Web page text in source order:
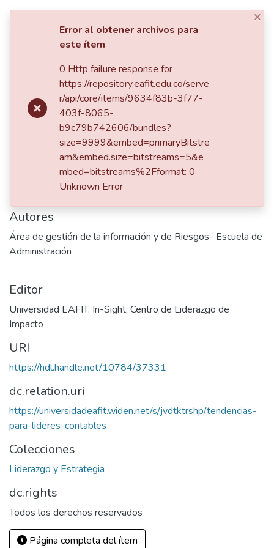
Iniciar sesión
Comunidades
Estadísticas
Publicación:3 tendencias para
líderes contables
Autores
Área de gestión de la información y de Riesgos- Escuela de
Administración
Editor
Universidad EAFIT. In-Sight, Centro de Liderazgo de
Impacto
URI
https://hdl.handle.net/10784/37331
dc.relation.uri
https://universidadeafit.widen.net/s/jvdtktrshp/tendencias-
para-lideres-contables
Colecciones
Liderazgo y Estrategia
dc.rights
Todos los derechos reservados
Página completa del ítem
×
Error al obtener archivos para
este ítem
0 Http failure response for
https://repository.eafit.edu.co/serve
r/api/core/items/9634f83b-3f77-
403f-8065-
b9c79b742606/bundles?
size=9999&embed=primaryBitstre
am&embed.size=bitstreams=5&e
mbed=bitstreams%2Fformat: 0
Unknown Error